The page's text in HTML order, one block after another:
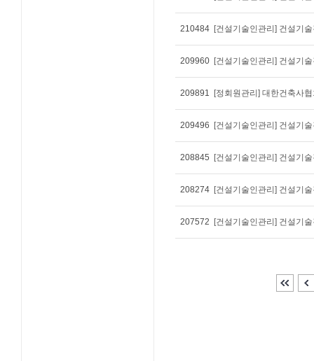
210484 [건설기술인관리] 건설기
209960 [건설기술인관리] 건설기
209891 [정회원관리] 대한건축사
209496 [건설기술인관리] 건설기
208845 [건설기술인관리] 건설기
208274 [건설기술인관리] 건설기
207572 [건설기술인관리] 건설기